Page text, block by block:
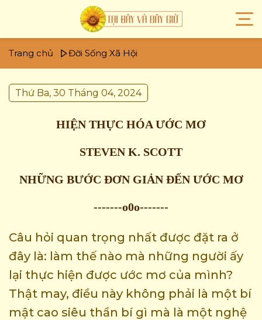
Trang chủ Đời Sống Xã Hội
Thứ Ba, 30 Tháng 04, 2024
HIỆN THỰC HÓA ƯỚC MƠ
STEVEN K. SCOTT
NHỮNG BƯỚC ĐƠN GIẢN ĐẾN ƯỚC MƠ
-------o0o-------
Câu hỏi quan trọng nhất được đặt ra ở
đây là: làm thế nào mà những người ấy
lại thực hiện được ước mơ của mình?
Thật may, điều này không phải là một bí
mật cao siêu thần bí gì mà là một nghệ